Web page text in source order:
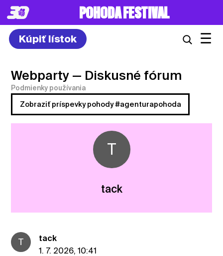
POHODA FESTIVAL
Kúpiť lístok ☰
Webparty — Diskusné fórum
Podmienky používania
Zobraziť príspevky pohody #agenturapohoda
T
tack
T
tack
1. 7. 2026, 10:41